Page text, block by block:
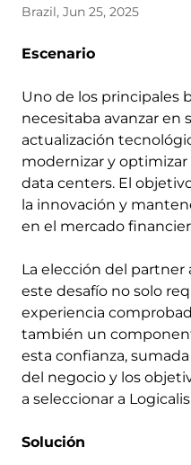
Brazil, Jun 25, 2025
Escenario
Uno de los principales
necesitaba avanzar en
actualización
modernizar y
data centers. El
la innovación y
en el mercado
La elección del
este desafío no solo
experiencia
también un
esta confianza,
del negocio y los
a seleccionar a
Solución